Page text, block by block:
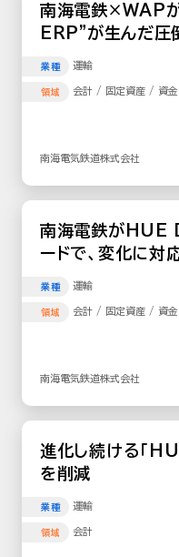
南海電鉄×WAPが
ERP”が生んだ圧
業種 運輸
領域 会計 / 固定資産 / 資金
南海電気鉄道株式会社
南海電鉄がHUE
ードで、変化に対
業種 運輸
領域 会計 / 固定資産 / 資金
南海電気鉄道株式会社
進化し続ける「
を削減
業種 運輸
領域 会計